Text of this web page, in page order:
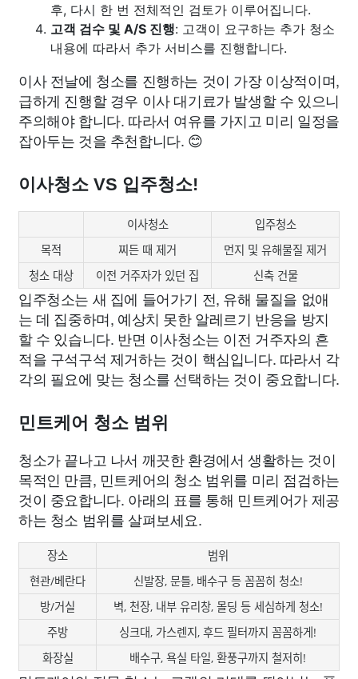
후, 다시 한 번 전체적인 검토가 이루어집니다.
고객 검수 및 A/S 진행: 고객이 요구하는 추가 청소
내용에 따라서 추가 서비스를 진행합니다.
이사 전날에 청소를 진행하는 것이 가장 이상적이며,
급하게 진행할 경우 이사 대기료가 발생할 수 있으니
주의해야 합니다. 따라서 여유를 가지고 미리 일정을
잡아두는 것을 추천합니다. 😊
이사청소 VS 입주청소!
이사청소
입주청소
목적
찌든 때 제거
먼지 및 유해물질 제거
청소 대상
이전 거주자가 있던 집 신축 건물
입주청소는 새 집에 들어가기 전, 유해 물질을 없애
는 데 집중하며, 예상치 못한 알레르기 반응을 방지
할 수 있습니다. 반면 이사청소는 이전 거주자의 흔
적을 구석구석 제거하는 것이 핵심입니다. 따라서 각
각의 필요에 맞는 청소를 선택하는 것이 중요합니다.
민트케어 청소 범위
청소가 끝나고 나서 깨끗한 환경에서 생활하는 것이
목적인 만큼, 민트케어의 청소 범위를 미리 점검하는
것이 중요합니다. 아래의 표를 통해 민트케어가 제공
하는 청소 범위를 살펴보세요.
장소
범위
현관/베란다
신발장, 문틀, 배수구 등 꼼꼼히 청소!
방/거실
벽, 천장, 내부 유리창, 몰딩 등 세심하게 청소!
주방
싱크대, 가스렌지, 후드 필터까지 꼼꼼하게!
화장실
배수구, 욕실 타일, 환풍구까지 철저히!